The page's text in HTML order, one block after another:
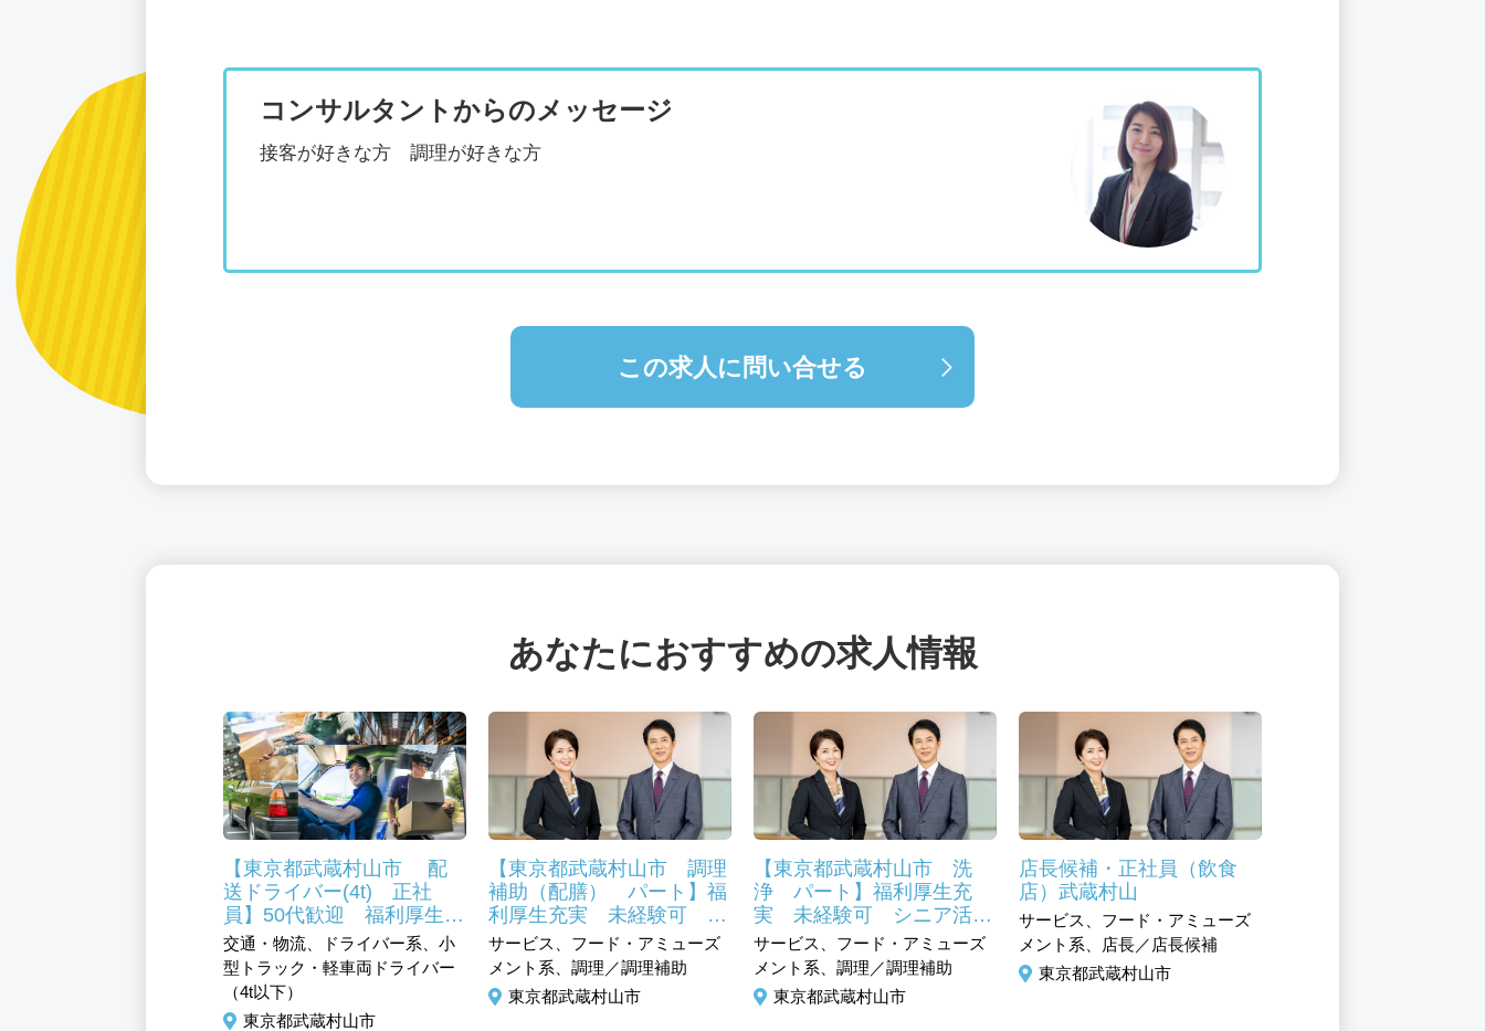
コンサルタントからのメッセージ
接客が好きな方 調理が好きな方
この求人に問い合せる
あなたにおすすめの求人情報
【東京都武蔵村山市 配
送ドライバー(4t) 正社
員】50代歓迎 福利厚生充
実 固定シフト 資格取得
支援あり
交通・物流、ドライバー系、小
型トラック・軽車両ドライバー
（4t以下）
東京都武蔵村山市
【東京都武蔵村山市 調理
補助（配膳） パート】福
利厚生充実 未経験可 シ
ニア活躍中 食事補助あり
サービス、フード・アミューズ
メント系、調理／調理補助
東京都武蔵村山市
【東京都武蔵村山市 洗
浄 パート】福利厚生充
実 未経験可 シニア活躍
中 食事補助あり
サービス、フード・アミューズ
メント系、調理／調理補助
東京都武蔵村山市
店長候補・正社員（飲食
店）武蔵村山
サービス、フード・アミューズ
メント系、店長／店長候補
東京都武蔵村山市